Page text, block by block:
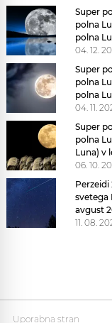
Super
polna
polna
04. 12.
Super
polna
polna
04. 11.
Super
polna
Luna) v
06. 10.
Perzeidi
svetega
avgust
11. 08.
Uporabna stran